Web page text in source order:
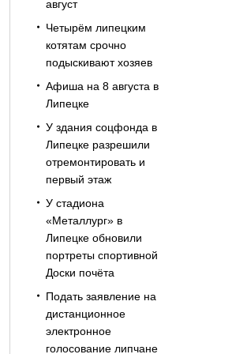
август
Четырём липецким
котятам срочно
подыскивают хозяев
Афиша на 8 августа в
Липецке
У здания соцфонда в
Липецке разрешили
отремонтировать и
первый этаж
У стадиона
«Металлург» в
Липецке обновили
портреты спортивной
Доски почёта
Подать заявление на
дистанционное
электронное
голосование липчане